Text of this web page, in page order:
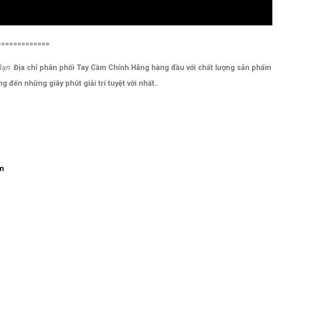
: Địa chỉ phân phối Tay Cầm Chính Hãng hàng đầu với chất lượng sản phẩm
đến những giây phút giải trí tuyệt vời nhất..